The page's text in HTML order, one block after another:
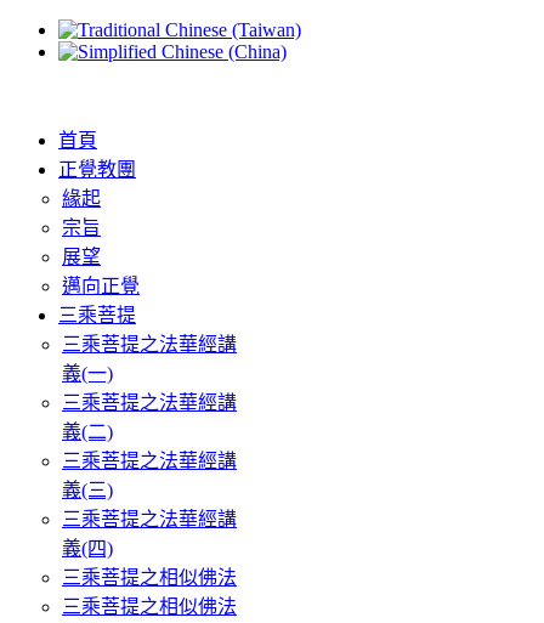
首頁
正覺教團
緣起
宗旨
展望
邁向正覺
三乘菩提
三乘菩提之法華經講
義(一)
三乘菩提之法華經講
義(二)
三乘菩提之法華經講
義(三)
三乘菩提之法華經講
義(四)
三乘菩提之相似佛法
三乘菩提之相似佛法